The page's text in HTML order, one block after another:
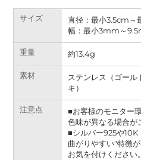
サイズ
直径：最小3.5cm～
幅：最小3mm～
重量 約13.4g
素材
ステンレス（ゴール
キ）
注意点
■お客様のモニター
色味が異なる場合が
■シルバー925や10K
曲がりやすい"特徴
お気を付けください。